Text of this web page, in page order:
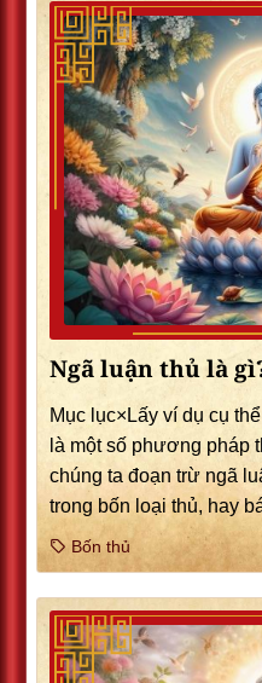
Ngã luận thủ là
Mục lục×Lấy ví dụ cụ
là một số phương pháp
chúng ta đoạn trừ ngã
trong bốn loại thủ, hay
Bốn thủ